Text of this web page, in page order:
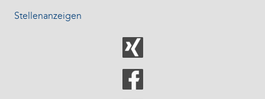
Stellenanzeigen